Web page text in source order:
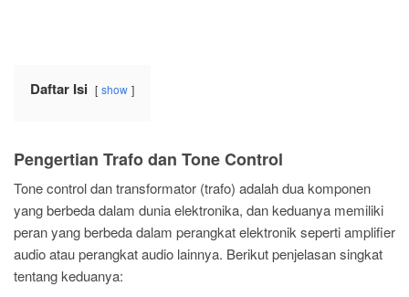
Daftar Isi show
Pengertian Trafo dan Tone Control
Tone control dan transformator (trafo) adalah dua komponen
yang berbeda dalam dunia elektronika, dan keduanya memiliki
peran yang berbeda dalam perangkat elektronik seperti amplifier
audio atau perangkat audio lainnya. Berikut penjelasan singkat
tentang keduanya: